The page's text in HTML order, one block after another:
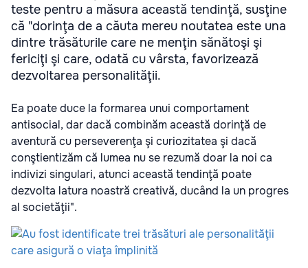
teste pentru a măsura această tendinţă, susţine
că "dorinţa de a căuta mereu noutatea este una
dintre trăsăturile care ne menţin sănătoşi şi
fericiţi şi care, odată cu vârsta, favorizează
dezvoltarea personalităţii.
Ea poate duce la formarea unui comportament
antisocial, dar dacă combinăm această dorinţă de
aventură cu perseverenţa şi curiozitatea şi dacă
conştientizăm că lumea nu se rezumă doar la noi ca
indivizi singulari, atunci această tendinţă poate
dezvolta latura noastră creativă, ducând la un progres
al societăţii".